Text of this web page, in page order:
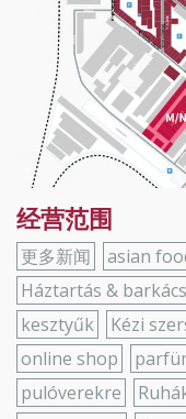
经营范围
更多新闻 asian
Háztartás & barkács
kesztyűk
Kézi
online shop
pulóverekre